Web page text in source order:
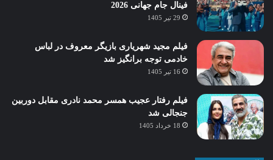
فینال جام جهانی 2026
29 تیر 1405
فیلم مجید شهریاری بازیگر معروف در لباس
خادمی توجه برانگیز شد
16 تیر 1405
فیلم رفتار عجیب همسر محمد نادری مقابل دوربین
جنجالی شد
18 خرداد 1405